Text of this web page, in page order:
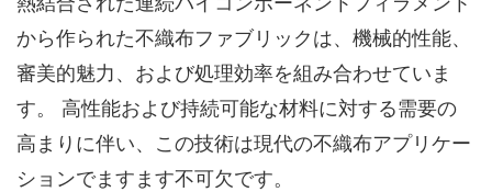
から作られた不織布ファブリックは、機械的性能、
審美的魅力、および処理効率を組み合わせていま
す。 高性能および持続可能な材料に対する需要の
高まりに伴い、この技術は現代の不織布アプリケー
ションでますます不可欠です。